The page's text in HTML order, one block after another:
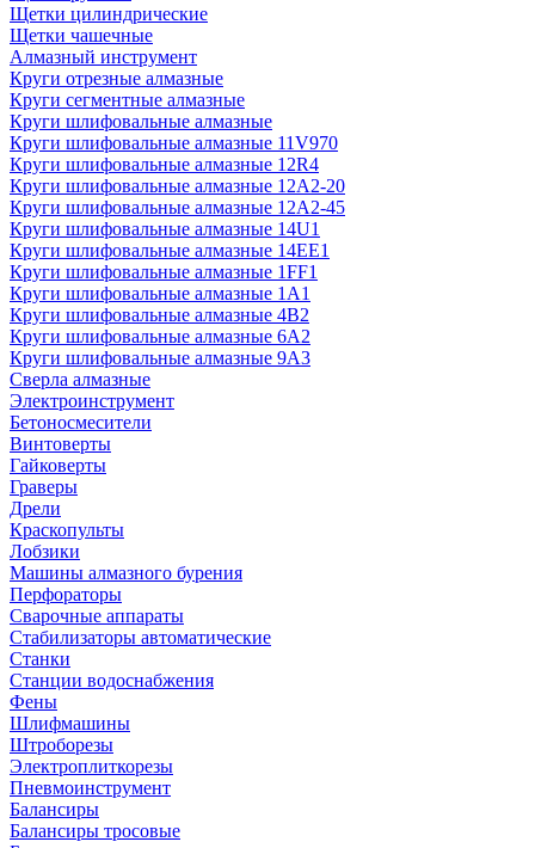
Щетки цилиндрические
Щетки чашечные
Алмазный инструмент
Круги отрезные алмазные
Круги сегментные алмазные
Круги шлифовальные алмазные
Круги шлифовальные алмазные 11V970
Круги шлифовальные алмазные 12R4
Круги шлифовальные алмазные 12А2-20
Круги шлифовальные алмазные 12А2-45
Круги шлифовальные алмазные 14U1
Круги шлифовальные алмазные 14ЕЕ1
Круги шлифовальные алмазные 1FF1
Круги шлифовальные алмазные 1А1
Круги шлифовальные алмазные 4В2
Круги шлифовальные алмазные 6A2
Круги шлифовальные алмазные 9А3
Сверла алмазные
Электроинструмент
Бетоносмесители
Винтоверты
Гайковерты
Граверы
Дрели
Краскопульты
Лобзики
Машины алмазного бурения
Перфораторы
Сварочные аппараты
Стабилизаторы автоматические
Станки
Станции водоснабжения
Фены
Шлифмашины
Штроборезы
Электроплиткорезы
Пневмоинструмент
Балансиры
Балансиры тросовые